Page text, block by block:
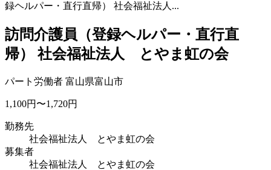
録ヘルパー・直行直帰） 社会福祉法人...
訪問介護員（登録ヘルパー・直行直
帰） 社会福祉法人 とやま虹の会
パート労働者 富山県富山市
1,100円〜1,720円
勤務先
社会福祉法人 とやま虹の会
募集者
社会福祉法人 とやま虹の会